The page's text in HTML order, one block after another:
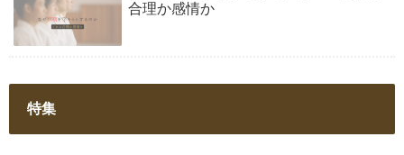
合理か感情か
特集